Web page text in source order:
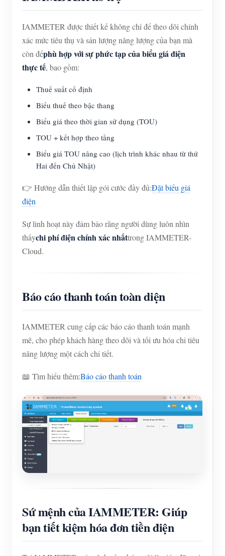
IAMMETER được thiết kế không chỉ để theo dõi chính
xác mức tiêu thụ và sản lượng năng lượng của bạn mà
còn đểphù hợp với sự phức tạp của biểu giá điện
thực tế, bao gồm:
Thuế suất cố định
Biểu thuế theo bậc thang
Biểu giá theo thời gian sử dụng (TOU)
TOU + kết hợp theo tầng
Biểu giá TOU nâng cao (lịch trình khác nhau từ thứ
Hai đến Chủ Nhật)
👉 Hướng dẫn thiết lập gói cước đầy đủ:Đặt biểu giá
điện
Sự linh hoạt này đảm bảo rằng người dùng luôn nhìn
thấychi phí điện chính xác nhấttrong IAMMETER-
Cloud.
Báo cáo thanh toán toàn diện
IAMMETER cung cấp các báo cáo thanh toán mạnh
mẽ, cho phép khách hàng theo dõi và tối ưu hóa chi tiêu
năng lượng một cách chi tiết.
📖 Tìm hiểu thêm:Báo cáo thanh toán
Sứ mệnh của IAMMETER: Giúp
bạn tiết kiệm hóa đơn tiền điện